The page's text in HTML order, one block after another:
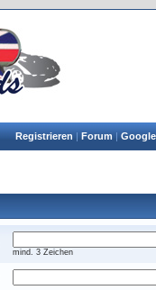
Registrieren|Forum|
mind. 3 Zeichen